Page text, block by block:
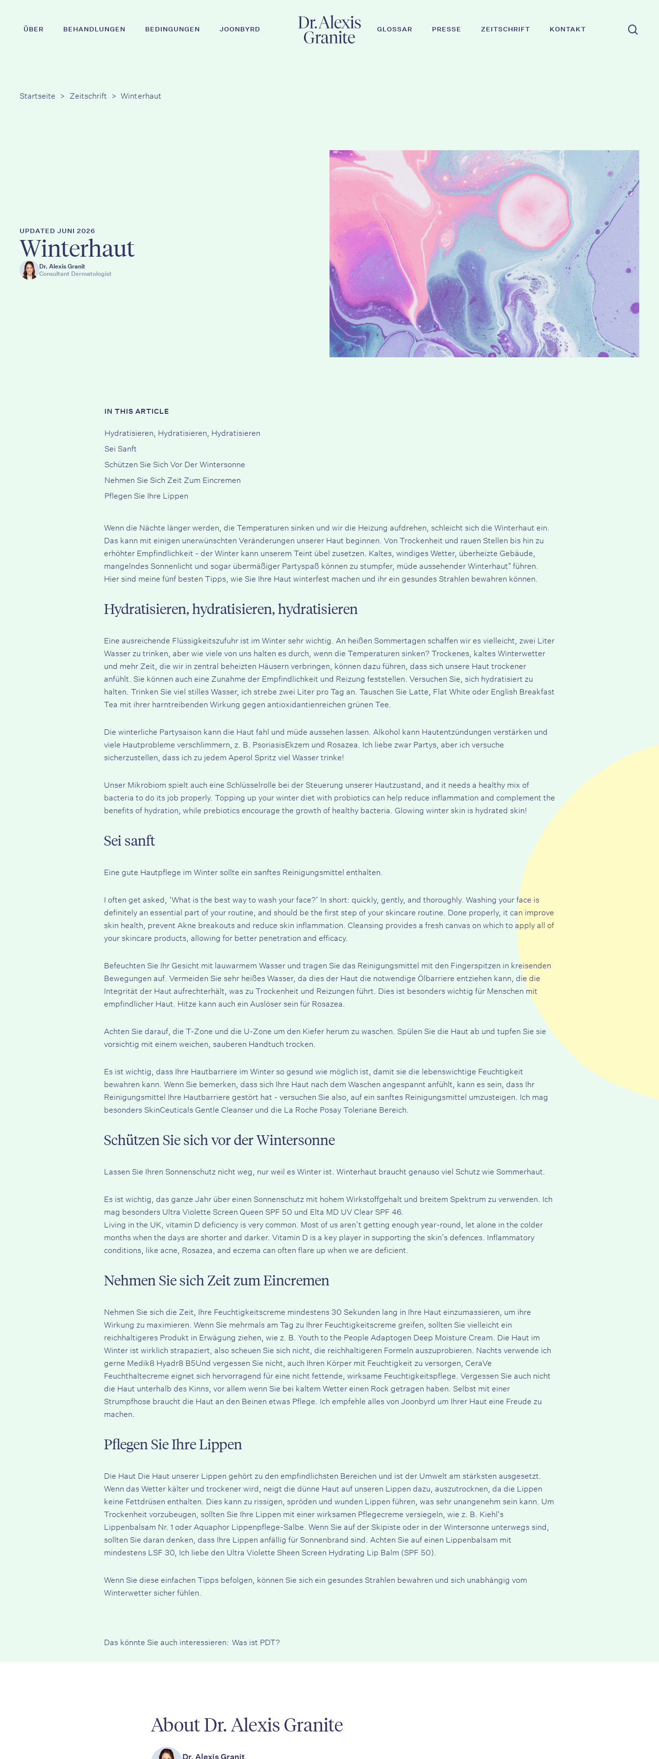
springenÜBER BEHANDLUNGEN BEDINGUNGEN JOONBYRD GLOSSAR PRESSE ZEITSCHRIFT KONTAKT
Startseite > Zeitschrift > Winterhaut
UPDATED JUNI 2026
Winterhaut
Dr. Alexis Granit
Consultant Dermatologist
IN THIS ARTICLE
Hydratisieren, Hydratisieren, Hydratisieren
Sei Sanft
Schützen Sie Sich Vor Der Wintersonne
Nehmen Sie Sich Zeit Zum Eincremen
Pflegen Sie Ihre Lippen
Wenn die Nächte länger werden, die Temperaturen sinken und wir die Heizung aufdrehen, schleicht sich die Winterhaut ein.
Das kann mit einigen unerwünschten Veränderungen unserer Haut beginnen. Von Trockenheit und rauen Stellen bis hin zu
erhöhter Empfindlichkeit - der Winter kann unserem Teint übel zusetzen. Kaltes, windiges Wetter, überheizte Gebäude,
mangelndes Sonnenlicht und sogar übermäßiger Partyspaß können zu stumpfer, müde aussehender Winterhaut" führen.
Hier sind meine fünf besten Tipps, wie Sie Ihre Haut winterfest machen und ihr ein gesundes Strahlen bewahren können.
Hydratisieren, hydratisieren, hydratisieren
Eine ausreichende Flüssigkeitszufuhr ist im Winter sehr wichtig. An heißen Sommertagen schaffen wir es vielleicht, zwei Liter
Wasser zu trinken, aber wie viele von uns halten es durch, wenn die Temperaturen sinken? Trockenes, kaltes Winterwetter
und mehr Zeit, die wir in zentral beheizten Häusern verbringen, können dazu führen, dass sich unsere Haut trockener
anfühlt. Sie können auch eine Zunahme der Empfindlichkeit und Reizung feststellen. Versuchen Sie, sich hydratisiert zu
halten. Trinken Sie viel stilles Wasser, ich strebe zwei Liter pro Tag an. Tauschen Sie Latte, Flat White oder English Breakfast
Tea mit ihrer harntreibenden Wirkung gegen antioxidantienreichen grünen Tee.
Die winterliche Partysaison kann die Haut fahl und müde aussehen lassen. Alkohol kann Hautentzündungen verstärken und
viele Hautprobleme verschlimmern, z. B. PsoriasisEkzem und Rosazea . Ich liebe zwar Partys, aber ich versuche
sicherzustellen, dass ich zu jedem Aperol Spritz viel Wasser trinke!
Unser Mikrobiom spielt auch eine Schlüsselrolle bei der Steuerung unserer Hautzustand , and it needs a healthy mix of
bacteria to do its job properly. Topping up your winter diet with probiotics can help reduce inflammation and complement the
benefits of hydration, while prebiotics encourage the growth of healthy bacteria. Glowing winter skin is hydrated skin!
Sei sanft
Eine gute Hautpflege im Winter sollte ein sanftes Reinigungsmittel enthalten.
I often get asked, ‘What is the best way to wash your face?’ In short: quickly, gently, and thoroughly. Washing your face is
definitely an essential part of your routine, and should be the first step of your skincare routine. Done properly, it can improve
skin health, prevent Akne breakouts and reduce skin inflammation. Cleansing provides a fresh canvas on which to apply all of
your skincare products, allowing for better penetration and efficacy.
Befeuchten Sie Ihr Gesicht mit lauwarmem Wasser und tragen Sie das Reinigungsmittel mit den Fingerspitzen in kreisenden
Bewegungen auf. Vermeiden Sie sehr heißes Wasser, da dies der Haut die notwendige Ölbarriere entziehen kann, die die
Integrität der Haut aufrechterhält, was zu Trockenheit und Reizungen führt. Dies ist besonders wichtig für Menschen mit
empfindlicher Haut. Hitze kann auch ein Auslöser sein für Rosazea
Achten Sie darauf, die T-Zone und die U-Zone um den Kiefer herum zu waschen. Spülen Sie die Haut ab und tupfen Sie sie
vorsichtig mit einem weichen, sauberen Handtuch trocken.
Es ist wichtig, dass Ihre Hautbarriere im Winter so gesund wie möglich ist, damit sie die lebenswichtige Feuchtigkeit
bewahren kann. Wenn Sie bemerken, dass sich Ihre Haut nach dem Waschen angespannt anfühlt, kann es sein, dass Ihr
Reinigungsmittel Ihre Hautbarriere gestört hat - versuchen Sie also, auf ein sanftes Reinigungsmittel umzusteigen. Ich mag
besonders SkinCeuticals Gentle Cleanser und die La Roche Posay Toleriane Bereich.
Schützen Sie sich vor der Wintersonne
Lassen Sie Ihren Sonnenschutz nicht weg, nur weil es Winter ist. Winterhaut braucht genauso viel Schutz wie Sommerhaut.
Es ist wichtig, das ganze Jahr über einen Sonnenschutz mit hohem Wirkstoffgehalt und breitem Spektrum zu verwenden. Ich
mag besonders Ultra Violette Screen Queen SPF 50 und Elta MD UV Clear SPF 46
Living in the UK, vitamin D deficiency is very common. Most of us aren’t getting enough year-round, let alone in the colder
months when the days are shorter and darker. Vitamin D is a key player in supporting the skin’s defences. Inflammatory
conditions, like acne, Rosazea , and eczema can often flare up when we are deficient.
Nehmen Sie sich Zeit zum Eincremen
Nehmen Sie sich die Zeit, Ihre Feuchtigkeitscreme mindestens 30 Sekunden lang in Ihre Haut einzumassieren, um ihre
Wirkung zu maximieren. Wenn Sie mehrmals am Tag zu Ihrer Feuchtigkeitscreme greifen, sollten Sie vielleicht ein
reichhaltigeres Produkt in Erwägung ziehen, wie z. B. Youth to the People Adaptogen Deep Moisture Cream . Die Haut im
Winter ist wirklich strapaziert, also scheuen Sie sich nicht, die reichhaltigeren Formeln auszuprobieren. Nachts verwende ich
gerne Medik8 Hyadr8 B5Und vergessen Sie nicht, auch Ihren Körper mit Feuchtigkeit zu versorgen, CeraVe
Feuchthaltecreme eignet sich hervorragend für eine nicht fettende, wirksame Feuchtigkeitspflege. Vergessen Sie auch nicht
die Haut unterhalb des Kinns, vor allem wenn Sie bei kaltem Wetter einen Rock getragen haben. Selbst mit einer
Strumpfhose braucht die Haut an den Beinen etwas Pflege. Ich empfehle alles von Joonbyrd um Ihrer Haut eine Freude zu
machen.
Pflegen Sie Ihre Lippen
Die Haut Die Haut unserer Lippen gehört zu den empfindlichsten Bereichen und ist der Umwelt am stärksten ausgesetzt.
Wenn das Wetter kälter und trockener wird, neigt die dünne Haut auf unseren Lippen dazu, auszutrocknen, da die Lippen
keine Fettdrüsen enthalten. Dies kann zu rissigen, spröden und wunden Lippen führen, was sehr unangenehm sein kann. Um
Trockenheit vorzubeugen, sollten Sie Ihre Lippen mit einer wirksamen Pflegecreme versiegeln, wie z. B. Kiehl's
Lippenbalsam Nr. 1 oder Aquaphor Lippenpflege-Salbe . Wenn Sie auf der Skipiste oder in der Wintersonne unterwegs sind,
sollten Sie daran denken, dass Ihre Lippen anfällig für Sonnenbrand sind. Achten Sie auf einen Lippenbalsam mit
mindestens LSF 30, Ich liebe den Ultra Violette Sheen Screen Hydrating Lip Balm (SPF 50).
Wenn Sie diese einfachen Tipps befolgen, können Sie sich ein gesundes Strahlen bewahren und sich unabhängig vom
Winterwetter sicher fühlen.
Das könnte Sie auch interessieren: Was ist PDT?
About Dr. Alexis Granite
Dr. Alexis Granit